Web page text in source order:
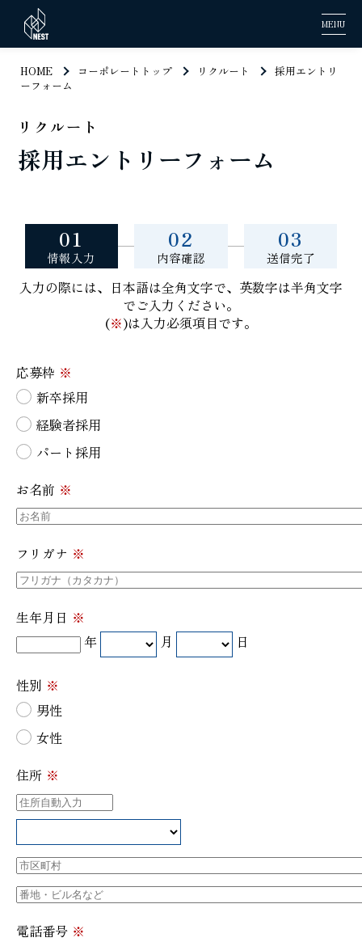
MENU
HOME コーポレートトップ リクルート
採用エントリ
ーフォーム
リクルート
採用エントリーフォーム
01
情報入力
02
内容確認
03
送信完了
入力の際には、日本語は全角文字で、英数字は半角文字
でご入力ください。
(※)は入力必須項目です。
応募枠 ※
新卒採用
経験者採用
パート採用
お名前 ※
フリガナ ※
生年月日 ※
年
月 日
性別 ※
男性
女性
住所 ※
電話番号 ※